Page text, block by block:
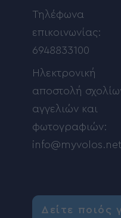
Τηλέφωνα
επικοινωνίας:
6948833100
Ηλεκτρονική
αποστολή
αγγελιών και
φωτογραφιών:
info@myvolos.net
Δείτε ποιός